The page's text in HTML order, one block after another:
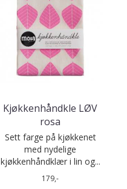
Kjøkkenhåndkle LØV
rosa
Sett farge på kjøkkenet
med nydelige
kjøkkenhåndklær i lin og...
179,-